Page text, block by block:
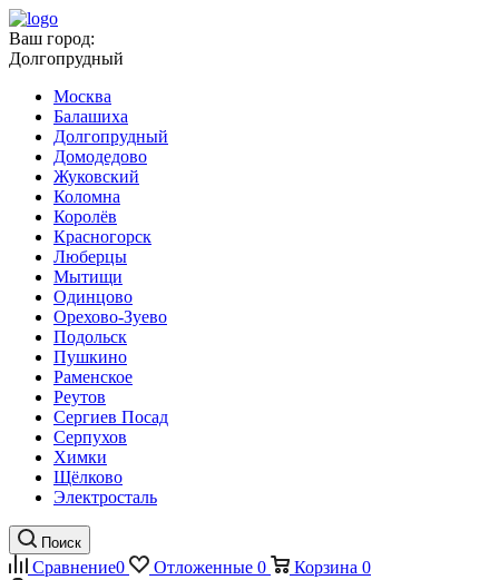
Ваш город:
Долгопрудный
Москва
Балашиха
Долгопрудный
Домодедово
Жуковский
Коломна
Королёв
Красногорск
Люберцы
Мытищи
Одинцово
Орехово-Зуево
Подольск
Пушкино
Раменское
Реутов
Сергиев Посад
Серпухов
Химки
Щёлково
Электросталь
Поиск
Сравнение0 Отложенные 0 Корзина 0